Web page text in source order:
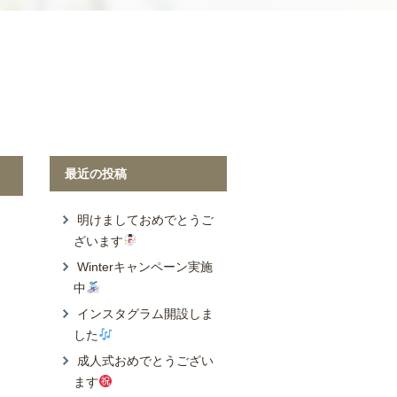
最近の投稿
明けましておめでとうご
ざいます
Winterキャンペーン実施
中
インスタグラム開設しま
した
成人式おめでとうござい
ます